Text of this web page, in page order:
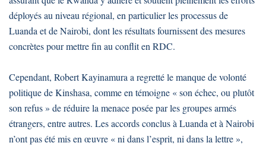
déployés au niveau régional, en particulier les processus de
Luanda et de Nairobi, dont les résultats fournissent des mesures
concrètes pour mettre fin au conflit en RDC.
Cependant, Robert Kayinamura a regretté le manque de volonté
politique de Kinshasa, comme en témoigne « son échec, ou plutôt
son refus » de réduire la menace posée par les groupes armés
étrangers, entre autres. Les accords conclus à Luanda et à Nairobi
n’ont pas été mis en œuvre « ni dans l’esprit, ni dans la lettre »,